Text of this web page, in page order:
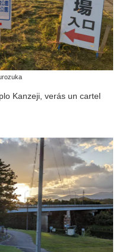
Kanzeji, verás un cartel